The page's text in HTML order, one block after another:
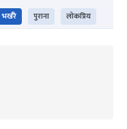
भर्खरै पुराना लोकप्रिय